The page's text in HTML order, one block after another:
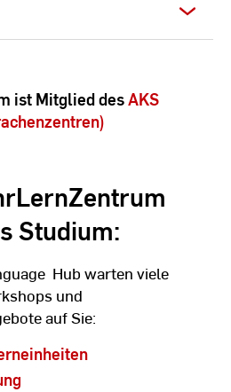
ist Mitglied desAKS
Studium:
Hub warten viele
und
auf Sie: